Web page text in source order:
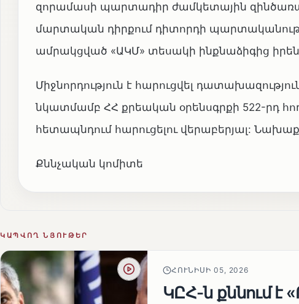
զորամասի պարտադիր ժամկետային
մարտական դիրքում դիտորդի
ամրակցված «ԱԿՄ» տեսակի ինքնաձիգից
Միջնորդություն է հարուցվել
նկատմամբ ՀՀ քրեական օրենսգրքի 522-րդ
հետապնդում հարուցելու վերաբերյալ:
Քննչական կոմիտե
ԿԱՊՎՈՂ ՆՅՈՒԹԵՐ
ՀՈՒՆԻՍԻ 05, 2026
ԿԸՀ-ն քննում է